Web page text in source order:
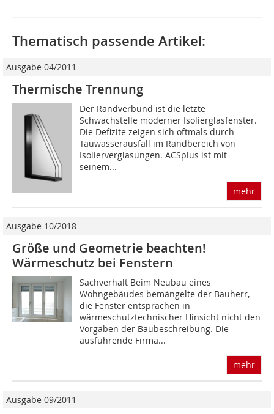
Thematisch passende Artikel:
Ausgabe 04/2011
Thermische Trennung
Der Randverbund ist die letzte
Schwachstelle moderner Isolierglasfenster.
Die Defizite zeigen sich oftmals durch
Tauwasserausfall im Randbereich von
Isolierverglasungen. ACSplus ist mit
seinem...
mehr
Ausgabe 10/2018
Größe und Geometrie beachten!
Wärmeschutz bei Fenstern
Sachverhalt Beim Neubau eines
Wohngebäudes bemängelte der Bauherr,
die Fenster entsprächen in
wärmeschutztechnischer Hinsicht nicht den
Vorgaben der Baubeschreibung. Die
ausführende Firma...
mehr
Ausgabe 09/2011